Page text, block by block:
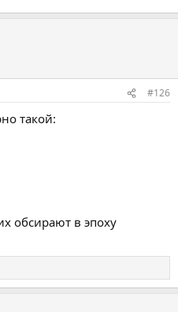
#126
такой:
обсирают в эпоху